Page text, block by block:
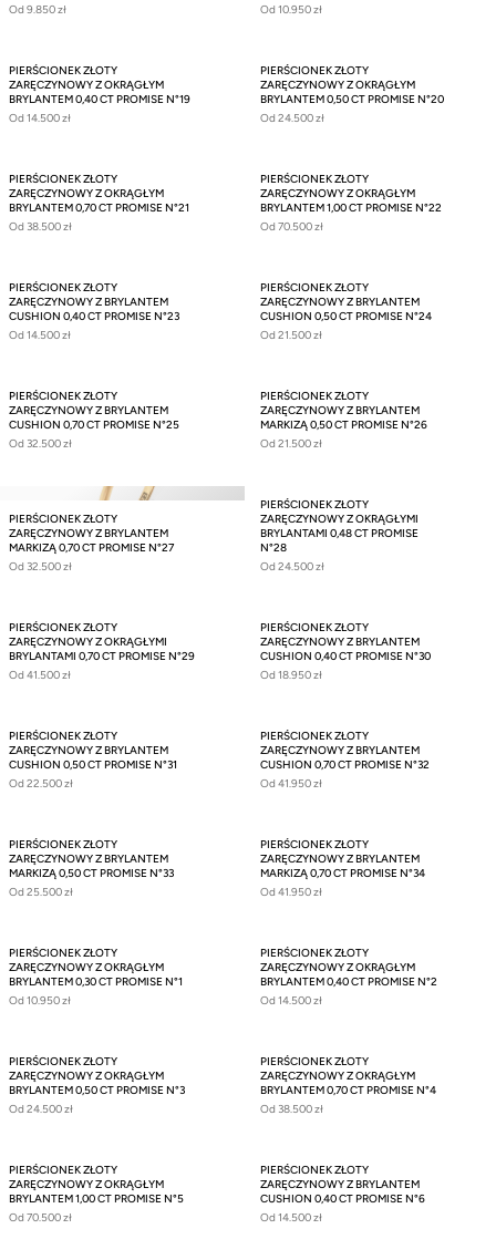
Od 9.850 zł
Od 10.950 zł
PIERŚCIONEK ZŁOTY
ZARĘCZYNOWY Z OKRĄGŁYM
BRYLANTEM 0,40 CT PROMISE N°19
Od 14.500 zł
PIERŚCIONEK ZŁOTY
ZARĘCZYNOWY Z OKRĄGŁYM
BRYLANTEM 0,50 CT PROMISE N°20
Od 24.500 zł
PIERŚCIONEK ZŁOTY
ZARĘCZYNOWY Z OKRĄGŁYM
BRYLANTEM 0,70 CT PROMISE N°21
Od 38.500 zł
PIERŚCIONEK ZŁOTY
ZARĘCZYNOWY Z OKRĄGŁYM
BRYLANTEM 1,00 CT PROMISE N°22
Od 70.500 zł
PIERŚCIONEK ZŁOTY
ZARĘCZYNOWY Z BRYLANTEM
CUSHION 0,40 CT PROMISE N°23
Od 14.500 zł
PIERŚCIONEK ZŁOTY
ZARĘCZYNOWY Z BRYLANTEM
CUSHION 0,50 CT PROMISE N°24
Od 21.500 zł
PIERŚCIONEK ZŁOTY
ZARĘCZYNOWY Z BRYLANTEM
CUSHION 0,70 CT PROMISE N°25
Od 32.500 zł
PIERŚCIONEK ZŁOTY
ZARĘCZYNOWY Z BRYLANTEM
MARKIZĄ 0,50 CT PROMISE N°26
Od 21.500 zł
PIERŚCIONEK ZŁOTY
ZARĘCZYNOWY Z BRYLANTEM
MARKIZĄ 0,70 CT PROMISE N°27
Od 32.500 zł
PIERŚCIONEK ZŁOTY
ZARĘCZYNOWY Z OKRĄGŁYMI
BRYLANTAMI 0,48 CT PROMISE
N°28
Od 24.500 zł
PIERŚCIONEK ZŁOTY
ZARĘCZYNOWY Z OKRĄGŁYMI
BRYLANTAMI 0,70 CT PROMISE N°29
Od 41.500 zł
PIERŚCIONEK ZŁOTY
ZARĘCZYNOWY Z BRYLANTEM
CUSHION 0,40 CT PROMISE N°30
Od 18.950 zł
PIERŚCIONEK ZŁOTY
ZARĘCZYNOWY Z BRYLANTEM
CUSHION 0,50 CT PROMISE N°31
Od 22.500 zł
PIERŚCIONEK ZŁOTY
ZARĘCZYNOWY Z BRYLANTEM
CUSHION 0,70 CT PROMISE N°32
Od 41.950 zł
PIERŚCIONEK ZŁOTY
ZARĘCZYNOWY Z BRYLANTEM
MARKIZĄ 0,50 CT PROMISE N°33
Od 25.500 zł
PIERŚCIONEK ZŁOTY
ZARĘCZYNOWY Z BRYLANTEM
MARKIZĄ 0,70 CT PROMISE N°34
Od 41.950 zł
PIERŚCIONEK ZŁOTY
ZARĘCZYNOWY Z OKRĄGŁYM
BRYLANTEM 0,30 CT PROMISE N°1
Od 10.950 zł
PIERŚCIONEK ZŁOTY
ZARĘCZYNOWY Z OKRĄGŁYM
BRYLANTEM 0,40 CT PROMISE N°2
Od 14.500 zł
PIERŚCIONEK ZŁOTY
ZARĘCZYNOWY Z OKRĄGŁYM
BRYLANTEM 0,50 CT PROMISE N°3
Od 24.500 zł
PIERŚCIONEK ZŁOTY
ZARĘCZYNOWY Z OKRĄGŁYM
BRYLANTEM 0,70 CT PROMISE N°4
Od 38.500 zł
PIERŚCIONEK ZŁOTY
ZARĘCZYNOWY Z OKRĄGŁYM
BRYLANTEM 1,00 CT PROMISE N°5
Od 70.500 zł
PIERŚCIONEK ZŁOTY
ZARĘCZYNOWY Z BRYLANTEM
CUSHION 0,40 CT PROMISE N°6
Od 14.500 zł